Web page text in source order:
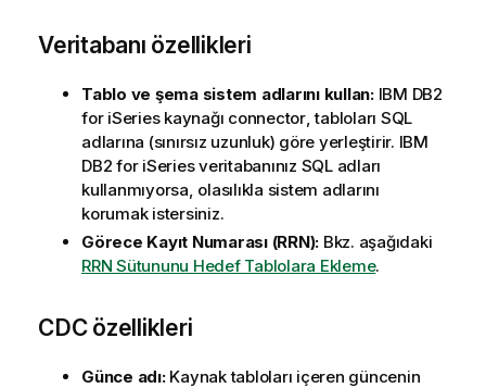
Veritabanı özellikleri
Tablo ve şema sistem adlarını kullan:IBM DB2
for iSeries kaynağı connector, tabloları SQL
adlarına (sınırsız uzunluk) göre yerleştirir. IBM
DB2 for iSeries veritabanınız SQL adları
kullanmıyorsa, olasılıkla sistem adlarını
korumak istersiniz.
Görece Kayıt Numarası (RRN): Bkz. aşağıdaki
RRN Sütununu Hedef Tablolara Ekleme.
CDC özellikleri
Günce adı:Kaynak tabloları içeren güncenin